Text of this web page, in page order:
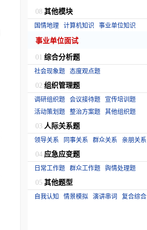
08 其他模块
国情地理 计算机知识 事业单位知识
事业单位面试
01 综合分析题
社会现象题 态度观点题
02 组织管理题
调研组织题 会议接待题 宣传培训题
活动策划题 整治方案题 其他组织题
03 人际关系题
领导关系 同事关系 群众关系 亲朋关系
04 应急应变题
日常工作题 群众工作题 舆情处理题
05 其他题型
自我认知 情景模拟 演讲串词 复合综合